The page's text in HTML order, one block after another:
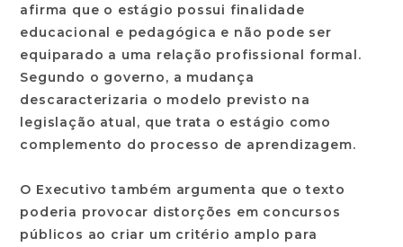
afirma que o estágio possui finalidade
educacional e pedagógica e não pode ser
equiparado a uma relação profissional formal.
Segundo o governo, a mudança
descaracterizaria o modelo previsto na
legislação atual, que trata o estágio como
complemento do processo de aprendizagem.
O Executivo também argumenta que o texto
poderia provocar distorções em concursos
públicos ao criar um critério amplo para